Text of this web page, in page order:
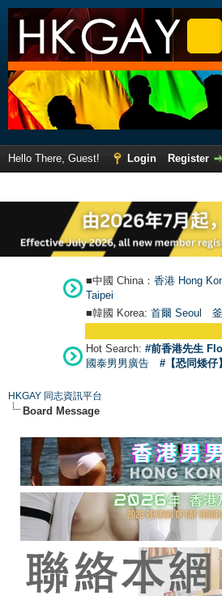
Hello There, Guest! Login
Register
■中國 China： 香港 Hong
Taipei
■韓國 Korea: 首爾 Seoul
Hot Search: #前香港先生
國泰男男廣告
#【恐同矮仔
HKGAY 同志資訊平台
Board Message